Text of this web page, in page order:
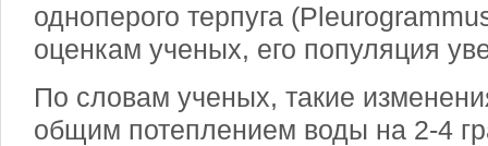
одноперого терпуга
оценкам ученых, его популяция
По словам ученых, такие
общим потеплением воды на 2-4